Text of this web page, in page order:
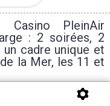
PleinAir
: 2 soirées, 2
cadre unique et
la Mer, les 11 et